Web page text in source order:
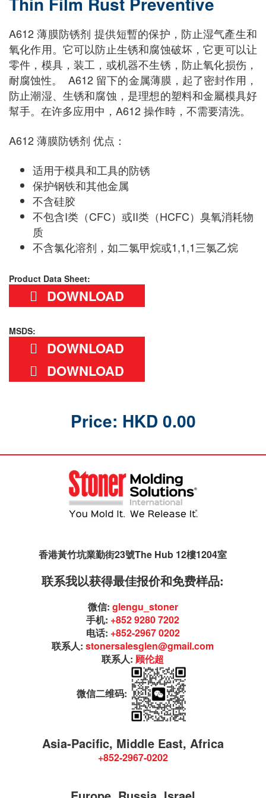
A612 薄膜防锈剂 提供短暫的保护，防止湿气產生和
氧化作用。它可以防止生锈和腐蚀破坏，它更可以让
零件，模具，装工，或机器不生锈，防止氧化损伤，
耐腐蚀性。 A612 留下的金属薄膜，起了密封作用，
防止潮湿、生锈和腐蚀，是理想的塑料和金屬模具好
幫手。在许多应用中，A612 操作時，不需要清洗。
A612 薄膜防锈剂 优点：
适用于模具和工具的防锈
保护钢铁和其他金属
不含硅胶
不包含I类（CFC）或II类（HCFC）臭氧消耗物
质
不含氯化溶剂，如二氯甲烷或1,1,1三氯乙烷
Product Data Sheet:
DOWNLOAD
MSDS:
DOWNLOAD
DOWNLOAD
Price: HKD 0.00
香港黃竹坑業勤街23號The Hub 12樓1204室
联系我以获得最佳报价和免费样品:
微信: glengu_stoner
手机: +852 9280 7202
电话: +852-2967 0202
联系人:stonersalesglen@gmail.com
联系人: 顾伦超
微信二维码:
Asia-Pacific, Middle East, Africa
+852-2967-0202